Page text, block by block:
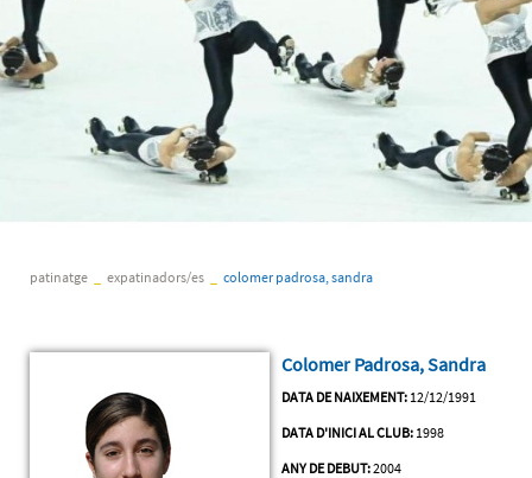
patinatge expatinadors/es colomer padrosa, sandra
Colomer Padrosa, Sandra
DATA DE NAIXEMENT: 12/12/1991
DATA D'INICI AL CLUB: 1998
ANY DE DEBUT:2004